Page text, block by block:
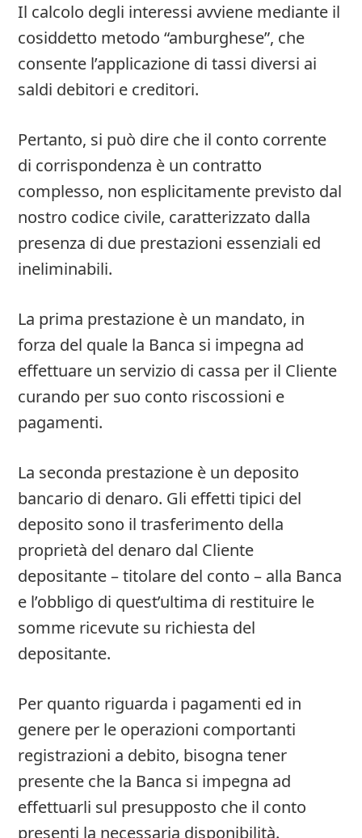
Il calcolo degli interessi avviene mediante il
cosiddetto metodo “amburghese”, che
consente l’applicazione di tassi diversi ai
saldi debitori e creditori.
Pertanto, si può dire che il conto corrente
di corrispondenza è un contratto
complesso, non esplicitamente previsto dal
nostro codice civile, caratterizzato dalla
presenza di due prestazioni essenziali ed
ineliminabili.
La prima prestazione è un mandato, in
forza del quale la Banca si impegna ad
effettuare un servizio di cassa per il Cliente
curando per suo conto riscossioni e
pagamenti.
La seconda prestazione è un deposito
bancario di denaro. Gli effetti tipici del
deposito sono il trasferimento della
proprietà del denaro dal Cliente
depositante – titolare del conto – alla Banca
e l’obbligo di quest’ultima di restituire le
somme ricevute su richiesta del
depositante.
Per quanto riguarda i pagamenti ed in
genere per le operazioni comportanti
registrazioni a debito, bisogna tener
presente che la Banca si impegna ad
effettuarli sul presupposto che il conto
presenti la necessaria disponibilità.